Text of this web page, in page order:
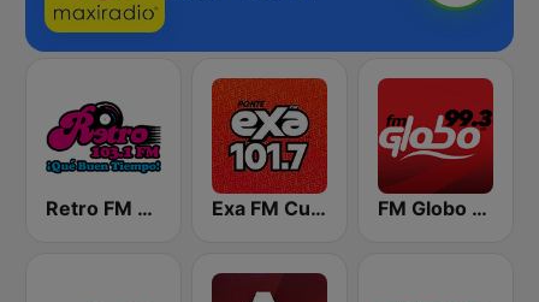
Retro FM 103.1 Exa FM Culiacán FM Globo 99.3